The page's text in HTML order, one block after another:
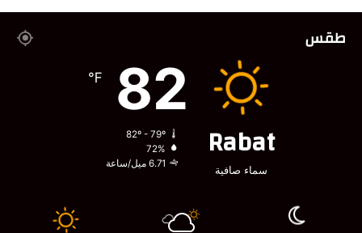
طقس
Rabat
سماء صافية
82
℉
82º - 79º
72%
6.71 ميل/ساعة